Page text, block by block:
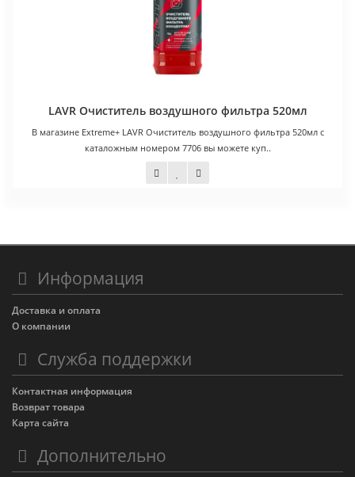
LAVR Очиститель воздушного фильтра 520мл
В магазине Extreme+ LAVR Очиститель воздушного фильтра 520мл с
каталожным номером 7706 вы можете куп..
680 руб.
Информация
Доставка и оплата
О компании
Служба поддержки
Контактная информация
Возврат товара
Карта сайта
Дополнительно